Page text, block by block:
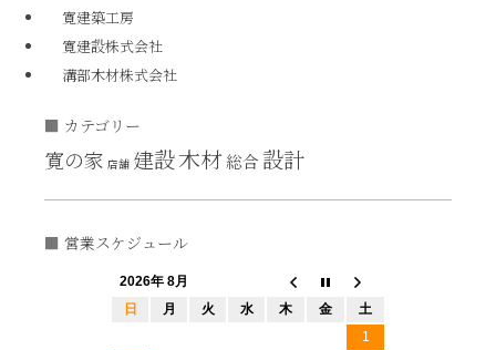
寛建築工房
寛建設株式会社
溝部木材株式会社
カテゴリー
寛の家 店舗 建設木材総合設計
営業スケジュール
2026年 8月
日
月 火 水 木 金
土
1